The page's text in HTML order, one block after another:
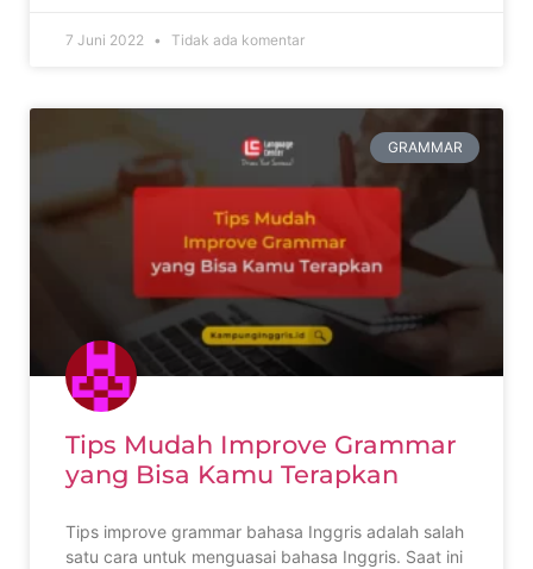
7 Juni 2022 Tidak ada komentar
GRAMMAR
Tips Mudah Improve Grammar
yang Bisa Kamu Terapkan
Tips improve grammar bahasa Inggris adalah salah
satu cara untuk menguasai bahasa Inggris. Saat ini